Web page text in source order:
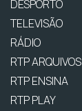
DESPORTO
TELEVISÃO
RÁDIO
RTP ARQUIVOS
RTP ENSINA
RTP PLAY